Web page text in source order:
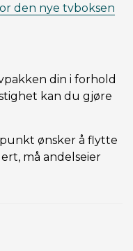
den nye tvboksen
din i forhold
kan du gjøre
ønsker å flytte
må andelseier